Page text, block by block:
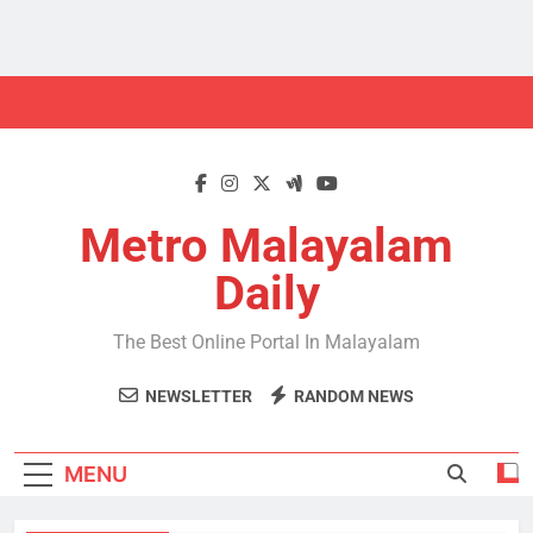
Metro Malayalam
Daily
The Best Online Portal In Malayalam
NEWSLETTER RANDOM NEWS
MENU